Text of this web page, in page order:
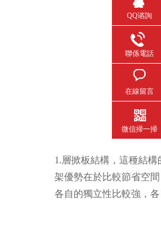
1.層掀板結構 ，這種結
架優勢在於比較節省空
各自的獨立性比較強，
QQ谘詢
聯係電話
在線留言
微信掃一掃